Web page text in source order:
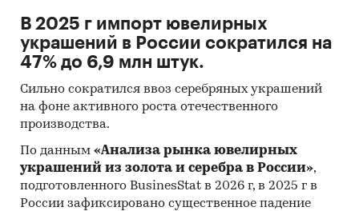
В 2025 г импорт ювелирных
украшений в России сократился на
47% до 6,9 млн штук.
Сильно сократился ввоз серебряных украшений
на фоне активного роста отечественного
производства.
По данным «Анализа рынка ювелирных
украшений из золота и серебра в России»,
подготовленного BusinesStat в 2026 г, в 2025 г в
России зафиксировано существенное падение